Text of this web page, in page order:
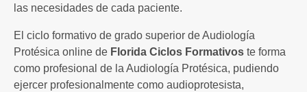
las necesidades de cada paciente.
El ciclo formativo de grado superior de Audiología
Protésica online de Florida Ciclos Formativos te forma
como profesional de la Audiología Protésica, pudiendo
ejercer profesionalmente como audioprotesista,